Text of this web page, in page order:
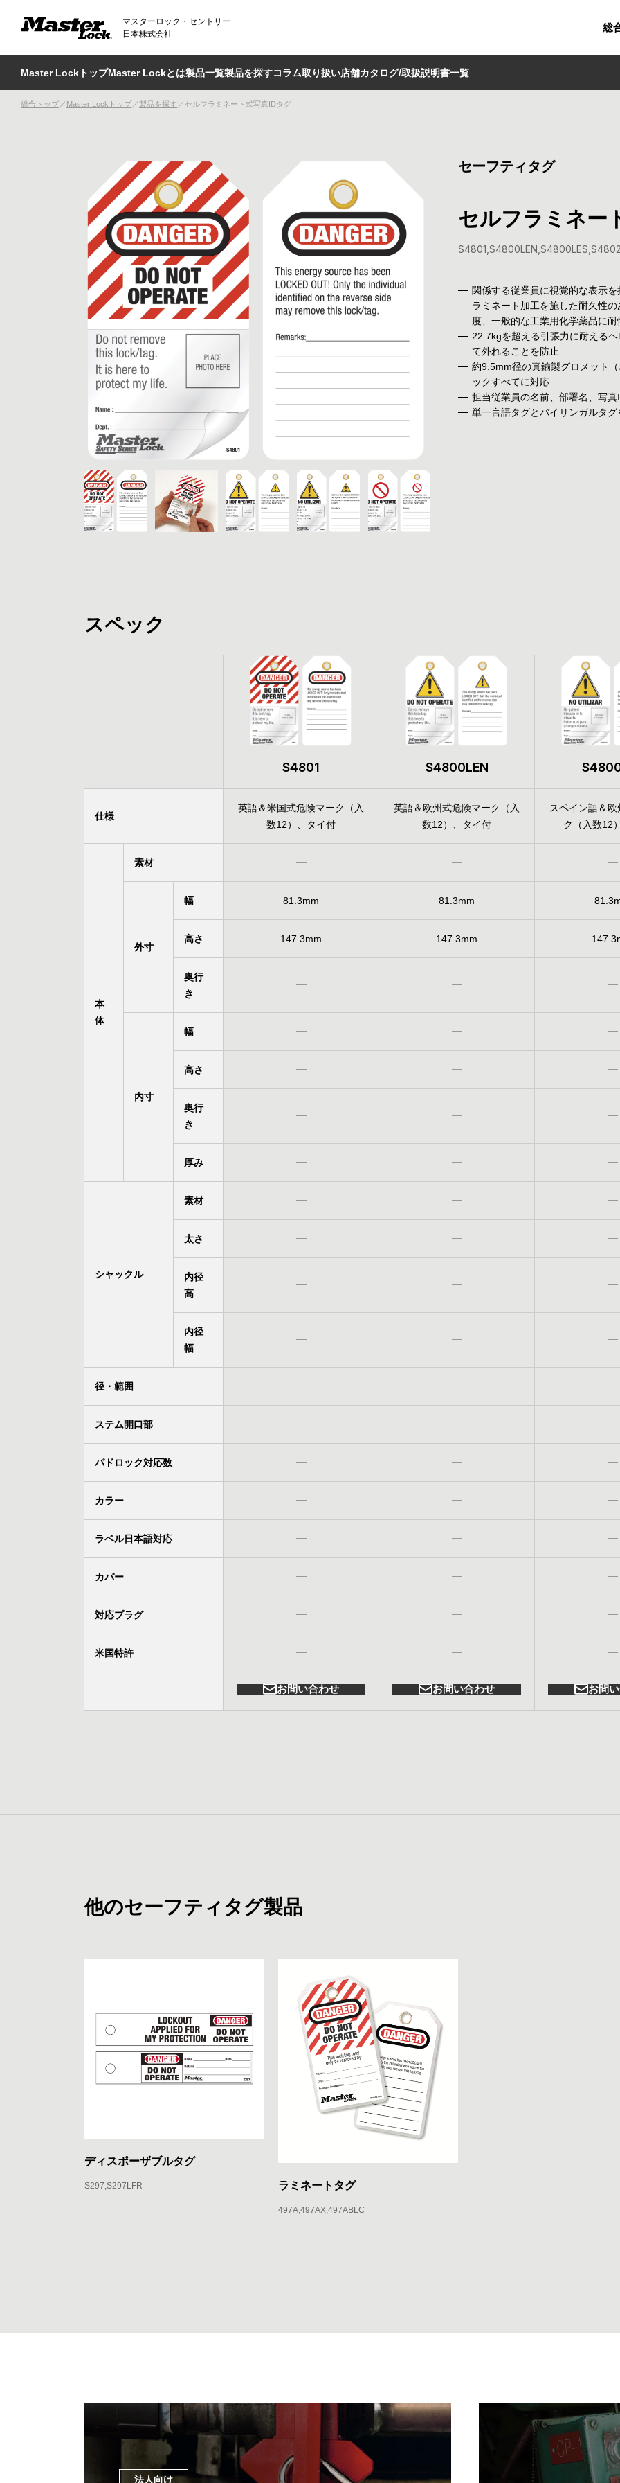
マスターロック・セントリー
日本株式会社
総
Master LockトップMaster Lockとは製品一覧製品を探すコラム取り扱い店舗カタログ/取扱説明書一覧
総合トップ Master Lockトップ 製品を探す セルフラミネート式写真IDタグ
セーフティタグ
セルフラミネー
S4801 S4800LEN S4800LES
関係する従業員に視覚的な表示を
ラミネート加工を施した耐久性
度、一般的な工業用化学薬品に
22.7kgを超える引張力に耐える
て外れることを防止
約9.5mm径の真鍮製グロメット
ックすべてに対応
担当従業員の名前、部署名、写
単一言語タグとバイリンガルタグ
スペック
S4801 S4800LEN
仕様
英語＆米国式危険マーク（入
数12）、タイ付
英語＆欧州式危険マーク（入
数12）、タイ付
スペイン語＆
ク（入数12
本
体
素材
外寸
幅 81.3mm 81.3mm
高さ 147.3mm 147.3mm
奥行
き
内寸
幅
高さ
奥行
き
厚み
シャックル
素材
太さ
内径
高
内径
幅
径・範囲
ステム開口部
パドロック対応数
カラー
ラベル日本語対応
カバー
対応プラグ
米国特許
お問い合わせ お問い合わせ お問
他のセーフティタグ製品
ディスポーザブルタグ
S297 S297LFR ラミネートタグ
497A 497AX 497ABLC
法人向け